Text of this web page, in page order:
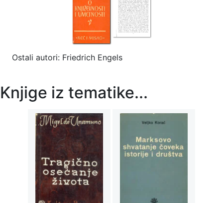
Ostali autori: Friedrich Engels
Knjige iz tematike...